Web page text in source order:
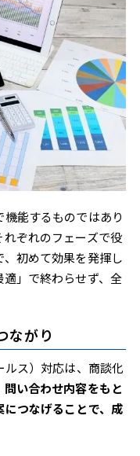
能するものではあり
ぞれのフェーズで役
初めて効果を発揮し
」で終わらせず、全
ながり
ス）対応は、商談化
問い合わせ内容をもと
つなげることで、成